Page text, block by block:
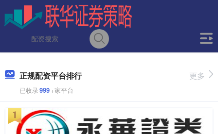
正规配资平台排行
已收录999+家平台
更多